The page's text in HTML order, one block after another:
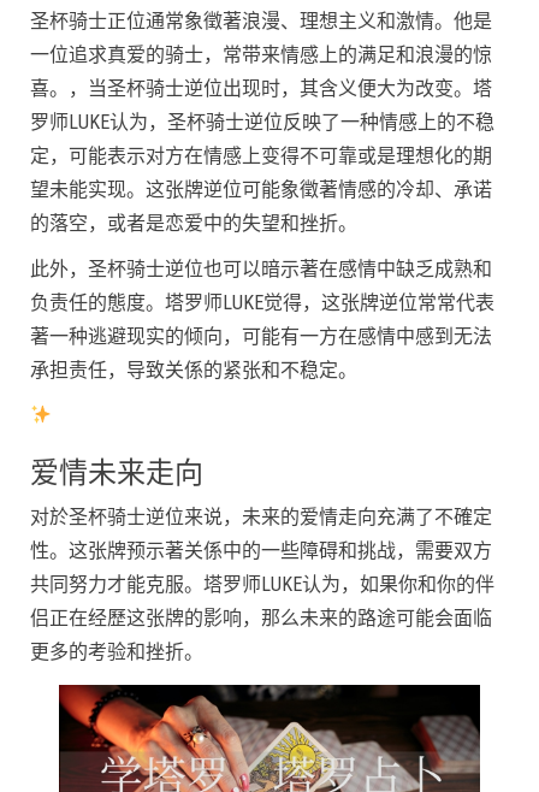
圣杯骑士正位通常象徵著浪漫、理想主义和激情。他是
一位追求真爱的骑士，常带来情感上的满足和浪漫的惊
喜。，当圣杯骑士逆位出现时，其含义便大为改变。塔
罗师LUKE认为，圣杯骑士逆位反映了一种情感上的不稳
定，可能表示对方在情感上变得不可靠或是理想化的期
望未能实现。这张牌逆位可能象徵著情感的冷却、承诺
的落空，或者是恋爱中的失望和挫折。
此外，圣杯骑士逆位也可以暗示著在感情中缺乏成熟和
负责任的態度。塔罗师LUKE觉得，这张牌逆位常常代表
著一种逃避现实的倾向，可能有一方在感情中感到无法
承担责任，导致关係的紧张和不稳定。
爱情未来走向
对於圣杯骑士逆位来说，未来的爱情走向充满了不確定
性。这张牌预示著关係中的一些障碍和挑战，需要双方
共同努力才能克服。塔罗师LUKE认为，如果你和你的伴
侣正在经歷这张牌的影响，那么未来的路途可能会面临
更多的考验和挫折。